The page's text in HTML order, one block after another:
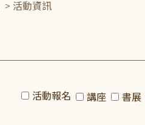
> 活動資訊
活動報名 講座 書展